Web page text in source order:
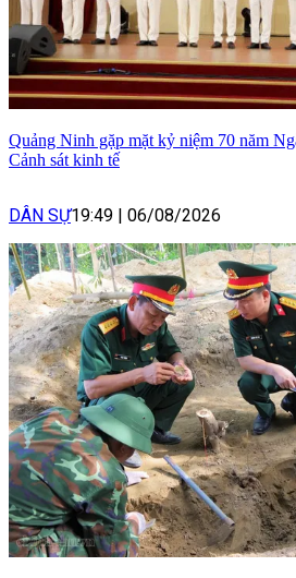
Quảng Ninh gặp mặt kỷ niệm 70 năm
Cảnh sát kinh tế
DÂN SỰ19:49 06/08/2026